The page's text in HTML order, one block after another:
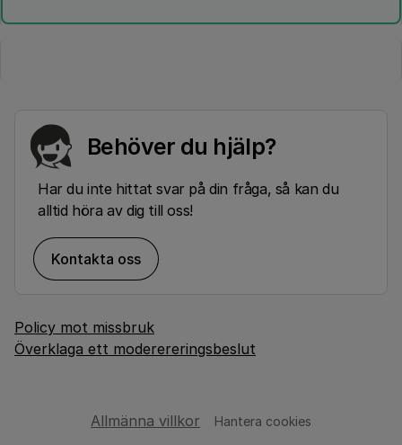
Behöver du hjälp?
Har du inte hittat svar på din fråga, så kan du
alltid höra av dig till oss!
Kontakta oss
Policy mot missbruk
Överklaga ett moderereringsbeslut
Allmänna villkor Hantera cookies